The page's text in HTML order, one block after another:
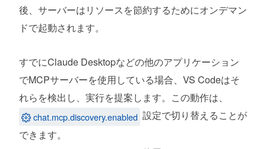
後、サーバーはリソースを節約するためにオンデマン
ドで起動されます。
すでにClaude Desktopなどの他のアプリケーション
でMCPサーバーを使用している場合、VS Codeはそ
れらを検出し、実行を提案します。この動作は、
chat.mcp.discovery.enabled 設定で切り替えることが
できます。